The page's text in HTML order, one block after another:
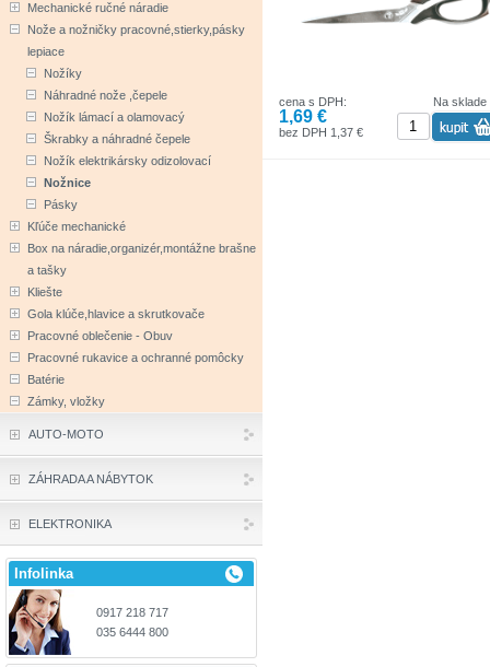
Na sklade
cena s DPH:
1,69 €
bez DPH 1,37 €
Mechanické ručné náradie
Nože a nožničky pracovné,stierky,pásky
lepiace
Nožíky
Náhradné nože ,čepele
Nožík lámací a olamovacý
Škrabky a náhradné čepele
Nožík elektrikársky odizolovací
Nožnice
Pásky
Kľúče mechanické
Box na náradie,organizér,montážne brašne
a tašky
Kliešte
Gola klúče,hlavice a skrutkovače
Pracovné oblečenie - Obuv
Pracovné rukavice a ochranné pomôcky
Batérie
Zámky, vložky
AUTO-MOTO
ZÁHRADA A NÁBYTOK
ELEKTRONIKA
Infolinka
0917 218 717
035 6444 800